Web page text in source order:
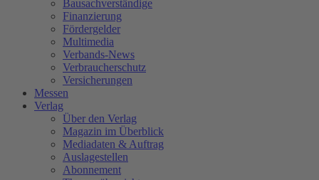
Bausachverständige
Finanzierung
Fördergelder
Multimedia
Verbands-News
Verbraucherschutz
Versicherungen
Messen
Verlag
Über den Verlag
Magazin im Überblick
Mediadaten & Auftrag
Auslagestellen
Abonnement